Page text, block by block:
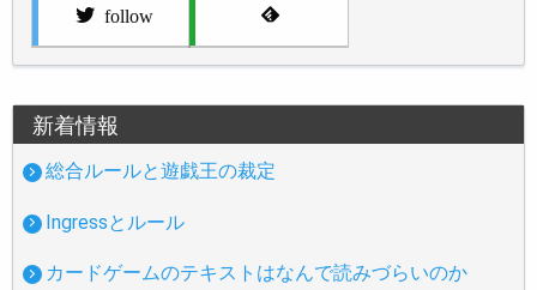
follow
新着情報
総合ルールと遊戯王の裁定
Ingressとルール
カードゲームのテキストはなんで読みづらいのか